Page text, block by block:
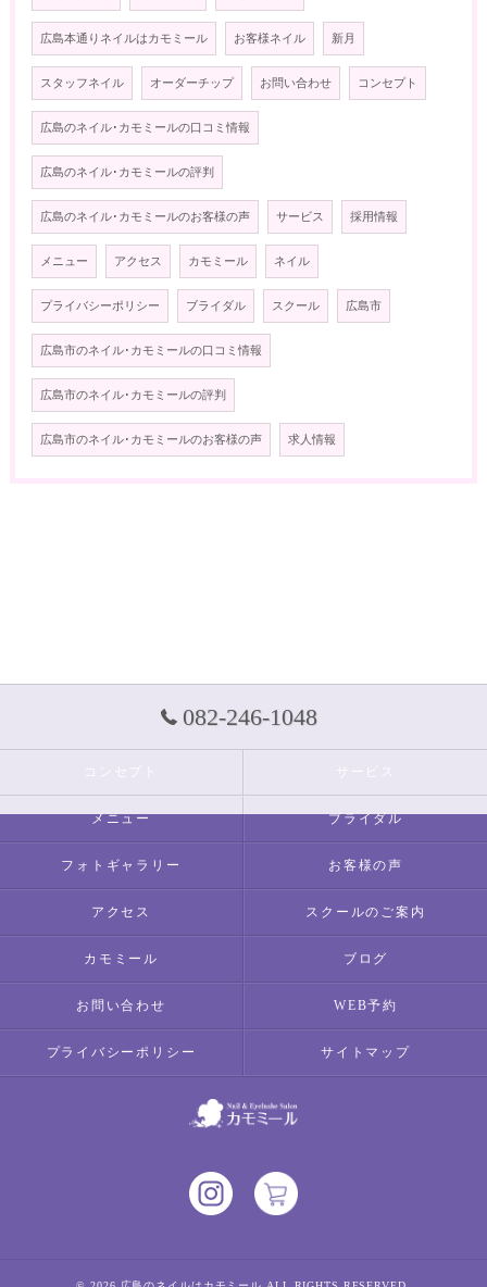
広島本通りネイルはカモミール お客様ネイル 新月
スタッフネイル オーダーチップ お問い合わせ コンセプト
広島のネイル･カモミールの口コミ情報
広島のネイル･カモミールの評判
広島のネイル･カモミールのお客様の声 サービス 採用情報
メニュー アクセス カモミール ネイル
プライバシーポリシー ブライダル スクール 広島市
広島市のネイル･カモミールの口コミ情報
広島市のネイル･カモミールの評判
広島市のネイル･カモミールのお客様の声 求人情報
082-246-1048
サービス
メニュー ブライダル
フォトギャラリー お客様の声
アクセス スクールのご案内
カモミール ブログ
お問い合わせ WEB予約
プライバシーポリシー サイトマップ